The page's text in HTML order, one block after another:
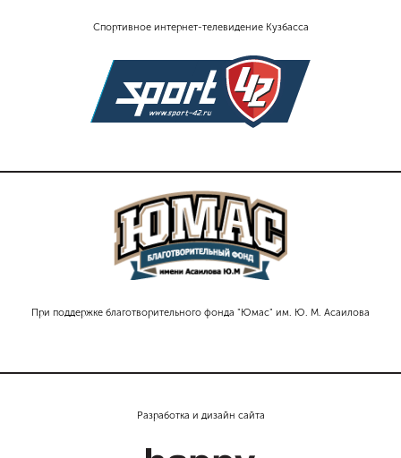
Спортивное интернет-телевидение Кузбасса
При поддержке благотворительного фонда "Юмас" им. Ю. М. Асаилова
Разработка и дизайн сайта